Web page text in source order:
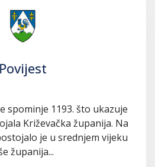
Povijest
spominje 1193. što ukazuje
Križevačka županija. Na
je u srednjem vijeku
županija...